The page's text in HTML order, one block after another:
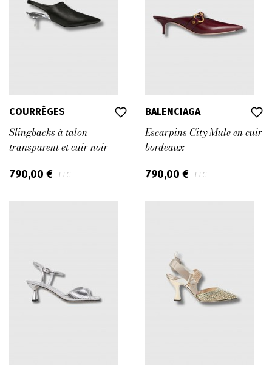
COURRÈGES
Slingbacks à talon
transparent et cuir noir
790,00 € TTC
BALENCIAGA
Escarpins City Mule en cuir
bordeaux
790,00 € TTC